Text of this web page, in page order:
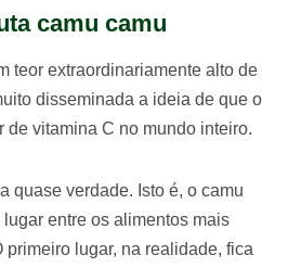
camu camu
teor extraordinariamente alto de
disseminada a ideia de que o
de vitamina C no mundo inteiro.
quase verdade. Isto é, o camu
entre os alimentos mais
primeiro lugar, na realidade, fica